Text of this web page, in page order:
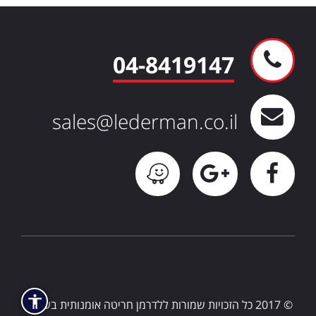
04-8419147
sales@lederman.co.il
© 2017 כל הזכויות שמורות ללדרמן חריטה אומנותית בע”מ |